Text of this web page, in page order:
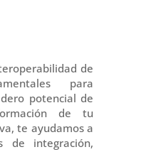
de
para
potencial de
de tu
te ayudamos a
de integración,